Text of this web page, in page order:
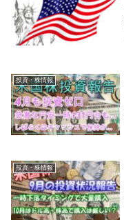
投資・株情報
投資・株情報